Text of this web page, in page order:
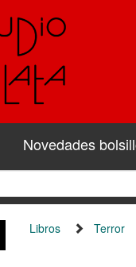
Novedades
Libros Terror